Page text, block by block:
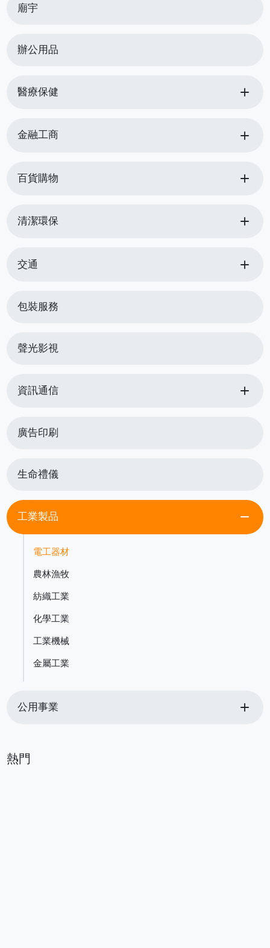
廟宇
辦公用品
醫療保健 add
金融工商 add
百貨購物 add
清潔環保 add
交通 add
包裝服務
聲光影視
資訊通信 add
廣告印刷
生命禮儀
工業製品 remove
電工器材
農林漁牧
紡織工業
化學工業
工業機械
金屬工業
公用事業 add
熱門